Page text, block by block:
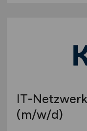
IT-
(m/w/d)